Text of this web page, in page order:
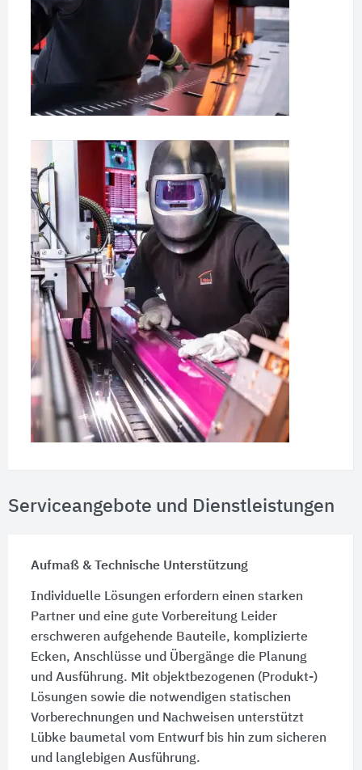
Serviceangebote und Dienstleistungen
Aufmaß & Technische Unterstützung
Individuelle Lösungen erfordern einen starken
Partner und eine gute Vorbereitung Leider
erschweren aufgehende Bauteile, komplizierte
Ecken, Anschlüsse und Übergänge die Planung
und Ausführung. Mit objektbezogenen (Produkt-)
Lösungen sowie die notwendigen statischen
Vorberechnungen und Nachweisen unterstützt
Lübke baumetal vom Entwurf bis hin zum sicheren
und langlebigen Ausführung.